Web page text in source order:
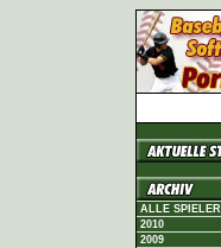
ALLE SPIELER
2010
2009